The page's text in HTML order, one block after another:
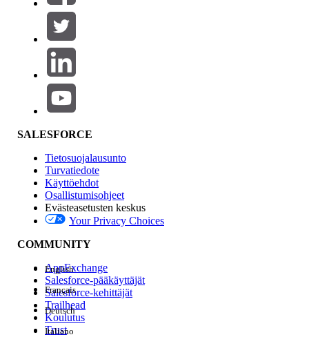
VALITSE SUODATTIMET
Tuotealue
Ominaisuuden vaikutus
Edition
Kokemus
SALESFORCE
Tietosuojalausunto
Turvatiedote
Käyttöehdot
Osallistumisohjeet
Evästeasetusten keskus
Your Privacy Choices
COMMUNITY
AppExchange
Salesforce-pääkäyttäjät
Salesforce-kehittäjät
Trailhead
Koulutus
Trust
English
Français
Deutsch
Italiano